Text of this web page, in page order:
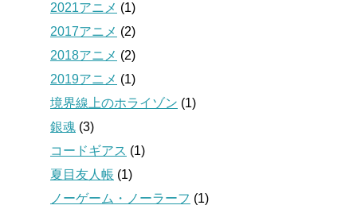
2021アニメ (1)
2017アニメ (2)
2018アニメ (2)
2019アニメ (1)
境界線上のホライゾン (1)
銀魂 (3)
コードギアス (1)
夏目友人帳 (1)
ノーゲーム・ノーラーフ (1)